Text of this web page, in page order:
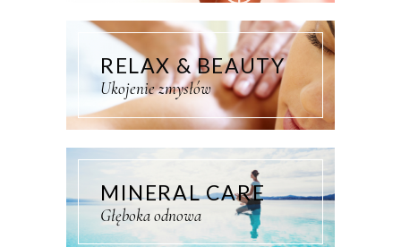
RELAX & BEAUTY
Ukojenie zmysłów
MINERAL CARE
Głęboka odnowa